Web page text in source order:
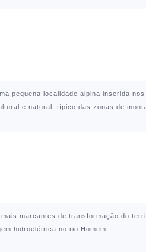
pequena localidade alpina inserida
e natural, típico das zonas de
mais marcantes de transformação do
hidroelétrica no rio Homem...